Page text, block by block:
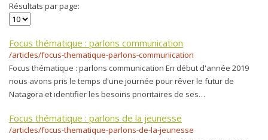
Résultats par page:
Focus thématique : parlons communication
/articles/focus-thematique-parlons-communication
Focus thématique : parlons communication En début d'année 2019
nous avons pris le temps d'une journée pour rêver le futur de
Natagora et identifier les besoins prioritaires de ses…
Focus thématique : parlons de la jeunesse
/articles/focus-thematique-parlons-de-la-jeunesse